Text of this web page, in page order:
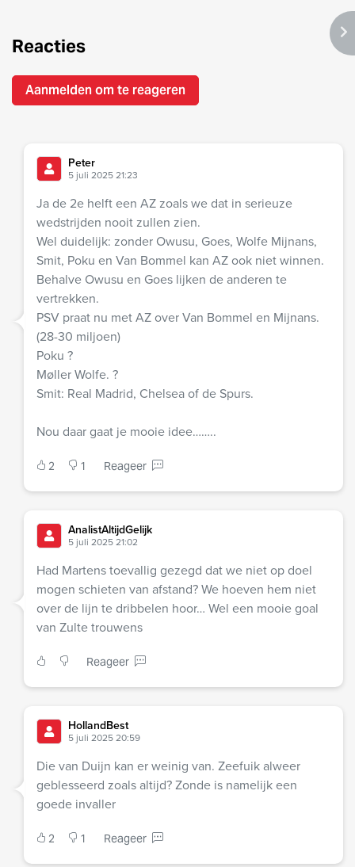
Reacties
Aanmelden om te reageren
Peter
5 juli 2025 21:23
Ja de 2e helft een AZ zoals we dat in serieuze
wedstrijden nooit zullen zien.
Wel duidelijk: zonder Owusu, Goes, Wolfe Mijnans,
Smit, Poku en Van Bommel kan AZ ook niet winnen.
Behalve Owusu en Goes lijken de anderen te
vertrekken.
PSV praat nu met AZ over Van Bommel en Mijnans.
(28-30 miljoen)
Poku ?
Møller Wolfe. ?
Smit: Real Madrid, Chelsea of de Spurs.
Nou daar gaat je mooie idee……..
2 1 Reageer
AnalistAltijdGelijk
5 juli 2025 21:02
Had Martens toevallig gezegd dat we niet op doel
mogen schieten van afstand? We hoeven hem niet
over de lijn te dribbelen hoor… Wel een mooie goal
van Zulte trouwens
Reageer
HollandBest
5 juli 2025 20:59
Die van Duijn kan er weinig van. Zeefuik alweer
geblesseerd zoals altijd? Zonde is namelijk een
goede invaller
2 1 Reageer